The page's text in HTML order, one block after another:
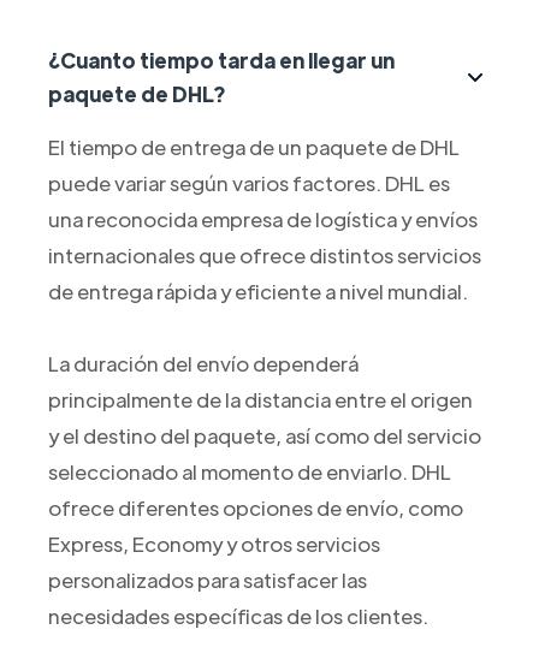
¿Cuanto tiempo tarda en llegar un
paquete de DHL?
El tiempo de entrega de un paquete de DHL
puede variar según varios factores. DHL es
una reconocida empresa de logística y envíos
internacionales que ofrece distintos servicios
de entrega rápida y eficiente a nivel mundial.
La duración del envío dependerá
principalmente de la distancia entre el origen
y el destino del paquete, así como del servicio
seleccionado al momento de enviarlo. DHL
ofrece diferentes opciones de envío, como
Express, Economy y otros servicios
personalizados para satisfacer las
necesidades específicas de los clientes.